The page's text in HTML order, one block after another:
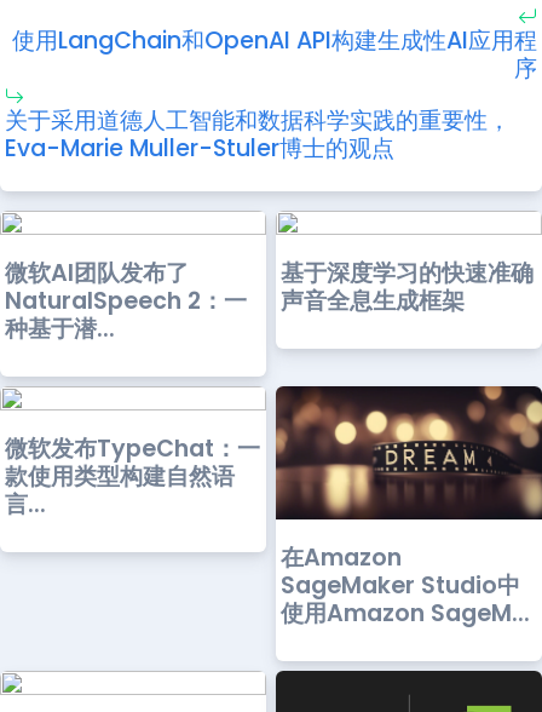
使用LangChain和OpenAI API构建生成性AI应用程
序
关于采用道德人工智能和数据科学实践的重要性，
Eva-Marie Muller-Stuler博士的观点
微软AI团队发布了
NaturalSpeech 2：一
种基于潜...
基于深度学习的快速准确
声音全息生成框架
微软发布TypeChat：一
款使用类型构建自然语
言...
在Amazon
SageMaker Studio中
使用Amazon SageM...